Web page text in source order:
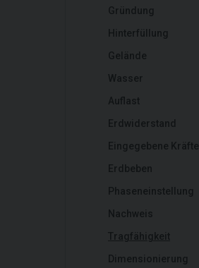
Gründung
Hinterfüllung
Gelände
Wasser
Auflast
Erdwiderstand
Eingegebene Kräfte
Erdbeben
Phaseneinstellung
Nachweis
Tragfähigkeit
Dimensionierung